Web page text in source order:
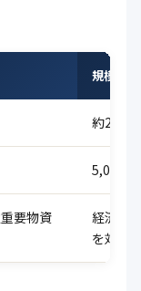
規模・
約20日
5,000万
要物資
経済産
を対象